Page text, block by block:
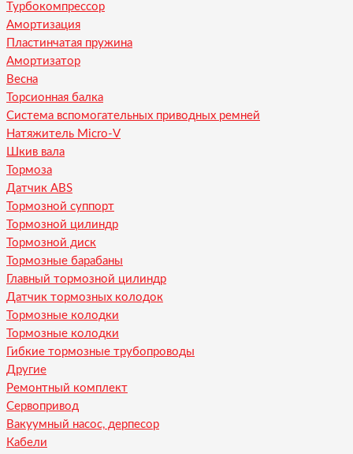
Турбокомпрессор
Амортизация
Пластинчатая пружина
Амортизатор
Весна
Торсионная балка
Система вспомогательных приводных ремней
Натяжитель Micro-V
Шкив вала
Тормоза
Датчик ABS
Тормозной суппорт
Тормозной цилиндр
Тормозной диск
Тормозные барабаны
Главный тормозной цилиндр
Датчик тормозных колодок
Тормозные колодки
Тормозные колодки
Гибкие тормозные трубопроводы
Другие
Ремонтный комплект
Сервопривод
Вакуумный насос, дерпесор
Кабели